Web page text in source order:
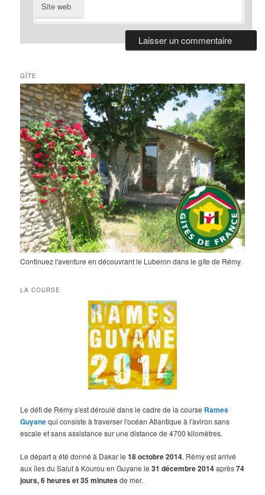
Site web
GÎTE
Continuez l'aventure en découvrant le Luberon dans le gîte de Rémy.
LA COURSE
Le défi de Rémy s'est déroulé dans le cadre de la course Rames
Guyanequi consiste à traverser l'océan Atlantique à l'aviron sans
escale et sans assistance sur une distance de 4700 kilomètres.
Le départ a été donné à Dakar le18 octobre 2014. Rémy est arrivé
aux îles du Salut à Kourou en Guyane le31 décembre 2014après74
jours, 6 heures et 35 minutesde mer.